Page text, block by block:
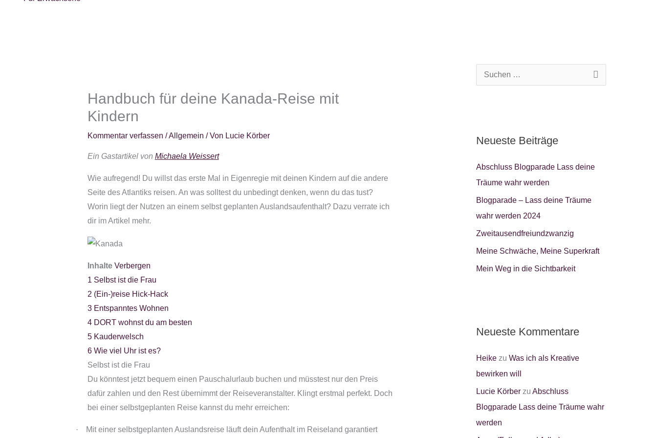
Handbuch für deine Kanada-Reise mit
Kindern
Kommentar verfassen /Allgemein / Von Lucie Körber
Ein Gastartikel von Michaela Weissert
Wie aufregend! Du willst das erste Mal in Eigenregie mit deinen Kindern auf die andere
Seite des Atlantiks reisen. An was solltest du unbedingt denken, wenn du das tust?
Worin liegt der Nutzen an einem selbst geplanten Auslandsaufenthalt? Dazu verrate ich
dir im Artikel mehr.
Inhalte Verbergen
1 Selbst ist die Frau
2 (Ein-)reise Hick-Hack
3 Entspanntes Wohnen
4 DORT wohnst du am besten
5 Kauderwelsch
6 Wie viel Uhr ist es?
Selbst ist die Frau
Du könntest jetzt bequem einen Pauschalurlaub buchen und müsstest nur den Preis
dafür zahlen und den Rest übernimmt der Reiseveranstalter. Klingt erstmal perfekt. Doch
bei einer selbstgeplanten Reise kannst du mehr erreichen:
· Mit einer selbstgeplanten Auslandsreise läuft dein Aufenthalt im Reiseland garantiert
e
n
a
c
h
:
Neueste Beiträge
Abschluss Blogparade Lass deine
Träume wahr werden
Blogparade – Lass deine Träume
wahr werden 2024
Zweitausendfreiundzwanzig
Meine Schwäche, Meine Superkraft
Mein Weg in die Sichtbarkeit
Neueste Kommentare
Heike zu Was ich als Kreative
bewirken will
Lucie Körber zu Abschluss
Blogparade Lass deine Träume wahr
werden